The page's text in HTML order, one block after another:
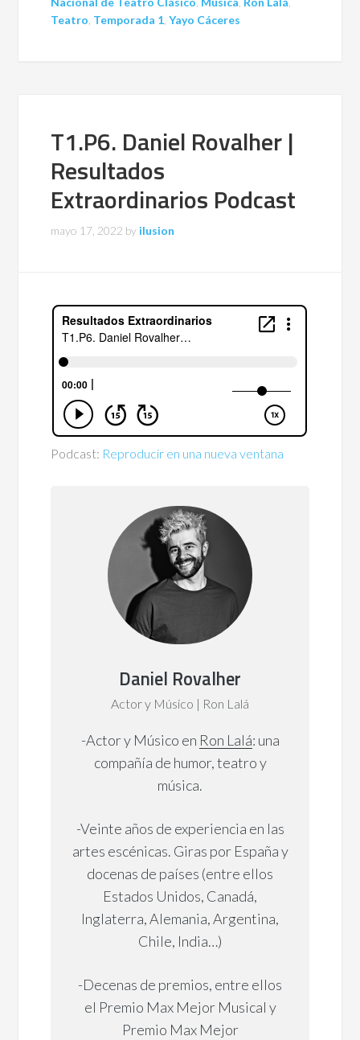
Teatro Temporada 1 ,Yayo Cáceres
T1.P6. Daniel Rovalher |
Resultados
Extraordinarios Podcast
mayo 17, 2022 by ilusion
Podcast: Reproducir en una nueva ventana
Daniel Rovalher
Actor y Músico | Ron Lalá
-Actor y Músico en Ron Lalá: una
compañía de humor, teatro y
música.
-Veinte años de experiencia en las
artes escénicas. Giras por España y
docenas de países (entre ellos
Estados Unidos, Canadá,
Inglaterra, Alemania, Argentina,
Chile, India…)
-Decenas de premios, entre ellos
el Premio Max Mejor Musical y
Premio Max Mejor